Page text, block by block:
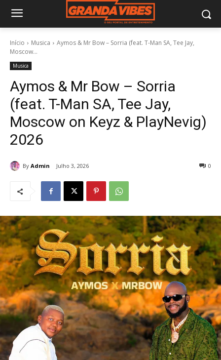
Início Musica
Aymos & Mr Bow – Sorria (feat. T-Man SA, Tee Jay,
Moscow...
Musica
Aymos & Mr Bow – Sorria
(feat. T-Man SA, Tee Jay,
Moscow on Keyz & PlayNevig)
2026
By Admin Julho 3, 2026 0